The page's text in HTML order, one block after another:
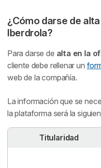
¿Cómo darse de
Iberdrola?
Para darse de alta en la
cliente debe rellenar un
web de la compañía.
La información que se
la plataforma será la
Titularidad